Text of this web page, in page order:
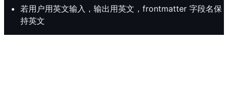
若用户用英文输入，输出用英文，frontmatter 字段名保
持英文